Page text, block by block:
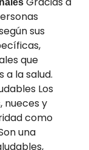
sus
que
a la salud.
Los
nueces y
como
una